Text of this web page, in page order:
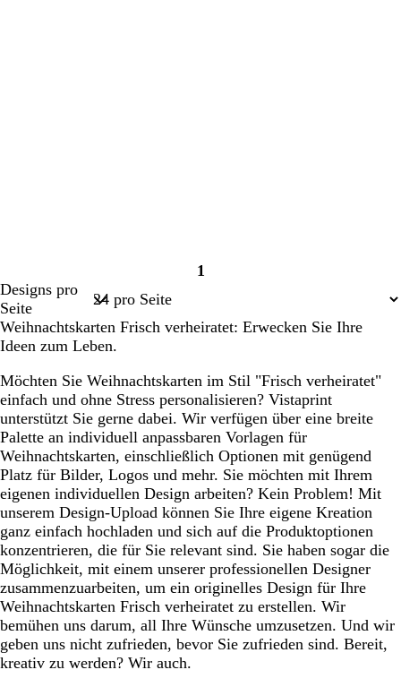
Seite
1
Designs pro
Seite
Weihnachtskarten Frisch verheiratet: Erwecken Sie Ihre
Ideen zum Leben.
Möchten Sie Weihnachtskarten im Stil "Frisch verheiratet"
einfach und ohne Stress personalisieren? Vistaprint
unterstützt Sie gerne dabei. Wir verfügen über eine breite
Palette an individuell anpassbaren Vorlagen für
Weihnachtskarten, einschließlich Optionen mit genügend
Platz für Bilder, Logos und mehr. Sie möchten mit Ihrem
eigenen individuellen Design arbeiten? Kein Problem! Mit
unserem Design-Upload können Sie Ihre eigene Kreation
ganz einfach hochladen und sich auf die Produktoptionen
konzentrieren, die für Sie relevant sind. Sie haben sogar die
Möglichkeit, mit einem unserer professionellen Designer
zusammenzuarbeiten, um ein originelles Design für Ihre
Weihnachtskarten Frisch verheiratet zu erstellen. Wir
bemühen uns darum, all Ihre Wünsche umzusetzen. Und wir
geben uns nicht zufrieden, bevor Sie zufrieden sind. Bereit,
kreativ zu werden? Wir auch.